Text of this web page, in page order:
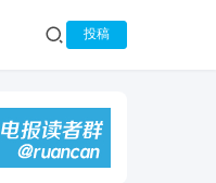
投稿